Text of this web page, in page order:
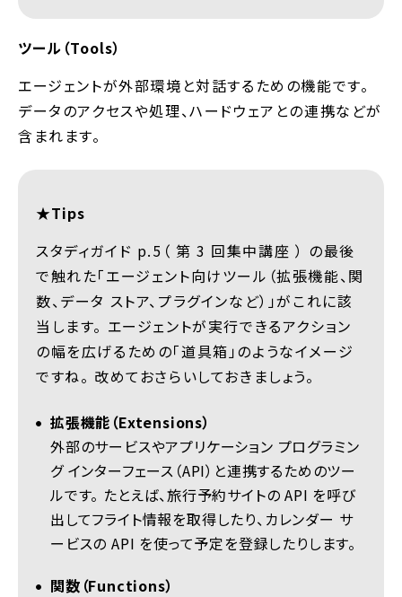
ツール（Tools）
エージェントが外部環境と対話するための機能です。
データのアクセスや処理、ハードウェアとの連携などが
含まれます。
★Tips
スタディガイド p.5（ 第 3 回集中講座 ） の最後
で触れた「エージェント向けツール（拡張機能、関
数、データ ストア、プラグインなど）」がこれに該
当します。 エージェントが実行できるアクション
の幅を広げるための「道具箱」のようなイメージ
ですね。 改めておさらいしておきましょう。
拡張機能（Extensions）
外部のサービスやアプリケーション プログラミン
グ インターフェース（API）と連携するためのツー
ルです。 たとえば、旅行予約サイトの API を呼び
出してフライト情報を取得したり、カレンダー サ
ービスの API を使って予定を登録したりします。
関数（Functions）